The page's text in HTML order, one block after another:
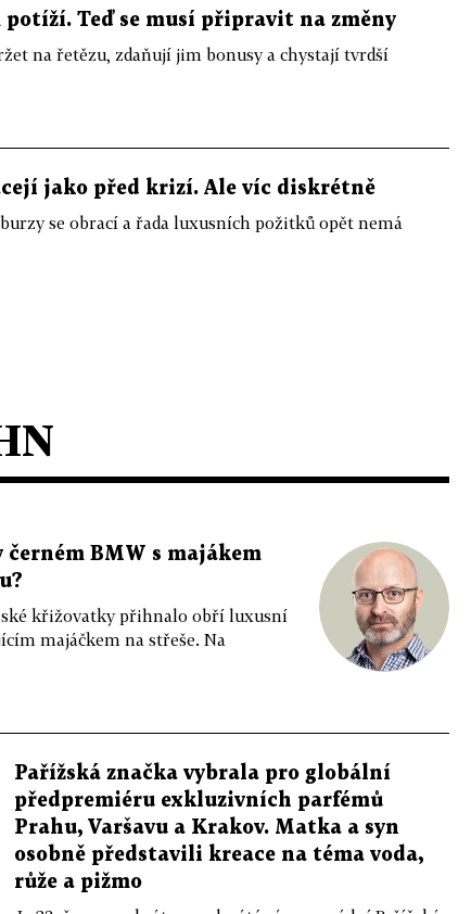
Teď se musí připravit na změny
na řetězu, zdaňují jim bonusy a chystají tvrdší
jako před krizí. Ale víc diskrétně
se obrací a řada luxusních požitků opět nemá
černém BMW s majákem
křižovatky přihnalo obří luxusní
majáčkem na střeše. Na
Pařížská značka vybrala pro globální
předpremiéru exkluzivních parfémů
Prahu, Varšavu a Krakov. Matka a syn
osobně představili kreace na téma voda,
růže a pižmo